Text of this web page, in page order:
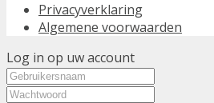
Privacyverklaring
Algemene voorwaarden
Log in op uw account